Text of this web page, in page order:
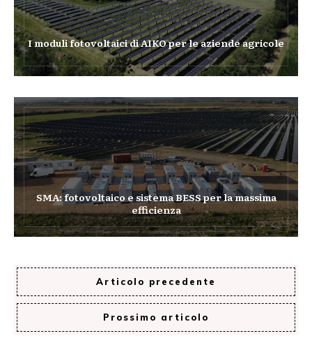
I moduli fotovoltaici di AIKO per le aziende agricole
SMA: fotovoltaico e sistema BESS per la massima
efficienza
Articolo precedente
Prossimo articolo